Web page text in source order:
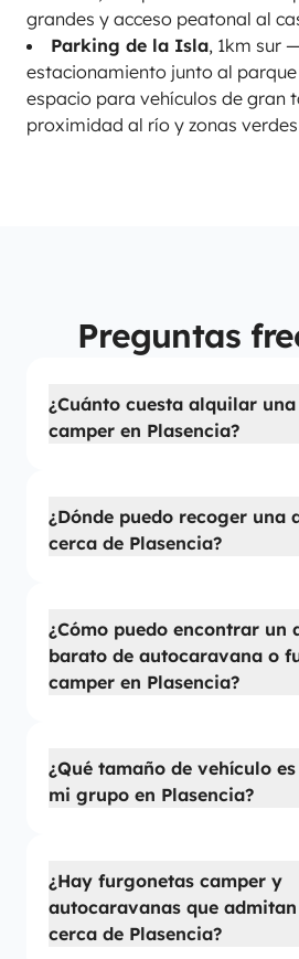
grandes y acceso peatonal al
Parking de la Isla, 1km sur
estacionamiento junto al
espacio para vehículos de gran
proximidad al río y zonas verdes
Preguntas
¿Cuánto cuesta alquilar
camper en Plasencia?
¿Dónde puedo recoger una
cerca de Plasencia?
¿Cómo puedo encontrar un
barato de autocaravana o
camper en Plasencia?
¿Qué tamaño de vehículo
mi grupo en Plasencia?
¿Hay furgonetas camper y
autocaravanas que
cerca de Plasencia?